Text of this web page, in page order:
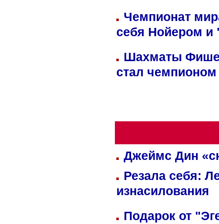
Чемпионат
себя Нойером и
Шахматы
стал
Джеймс Дин
Резала себя:
изнасилования
Подарок от